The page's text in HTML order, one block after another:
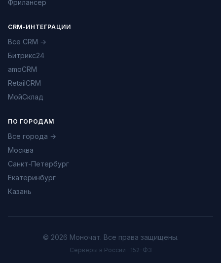
Фрилансер
CRM-ИНТЕГРАЦИИ
Все CRM →
Битрикс24
amoCRM
RetailCRM
МойСклад
ПО ГОРОДАМ
Все города →
Москва
Санкт-Петербург
Екатеринбург
Казань
© 2026 Моночат. Все права защищены.
Серверы в России · 152-ФЗ